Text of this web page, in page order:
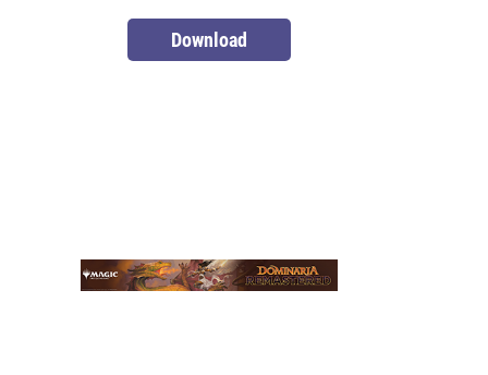
Download